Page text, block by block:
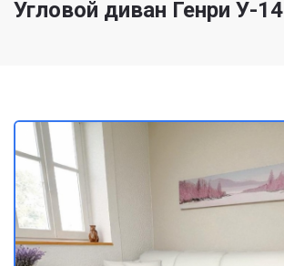
Угловой диван Генри У-14